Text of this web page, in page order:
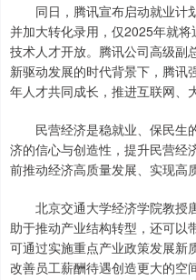
同日，腾讯宣布启动就业计
并加大转化录用，仅2025年就
技术人才开放。腾讯公司高级副
新驱动发展的时代背景下，腾讯
年人才共同成长，推进互联网、
民营经济是稳就业、保民生
济的信心与创造性，提升民营经
前推动经济高质量发展、实现高
北京交通大学经济学院教授
助于推动产业结构转型，还可以
可通过实施重点产业政策发展新
改善员工薪酬待遇创造更大的空